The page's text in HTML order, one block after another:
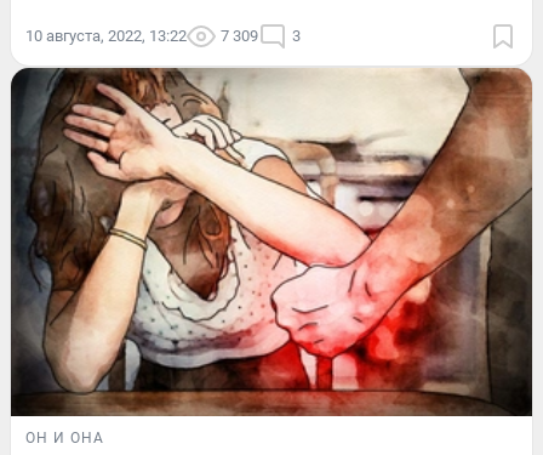
10 августа, 2022, 13:22 7 309 3
ОН И ОНА